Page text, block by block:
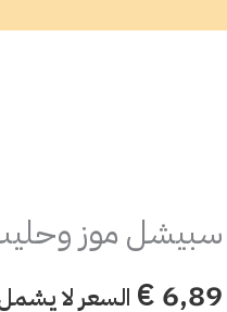
سبيشل موز
€ 6,89 السعر لا
كمية
موز